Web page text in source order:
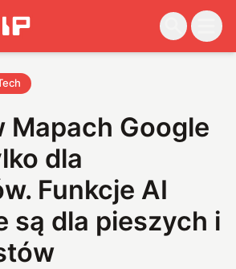
Mapach Google
dla
Funkcje AI
są dla pieszych i